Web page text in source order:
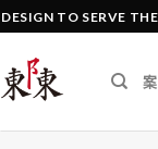
DESIGN TO SERVE